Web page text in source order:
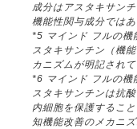
成分はアスタキサン
機能性関与成分ではあ
*5 マインド フルの機
スタキサンチン（機
カニズムが明記されて
*6 マインド フルの機
スタキサンチンは抗
内細胞を保護するこ
知機能改善のメカニ